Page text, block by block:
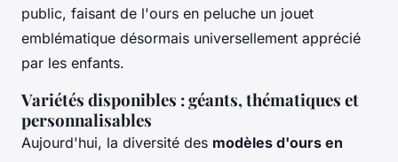
public, faisant de l'ours en peluche un jouet
emblématique désormais universellement apprécié
par les enfants.
Variétés disponibles : géants, thématiques et
personnalisables
Aujourd'hui, la diversité des modèles d'ours en